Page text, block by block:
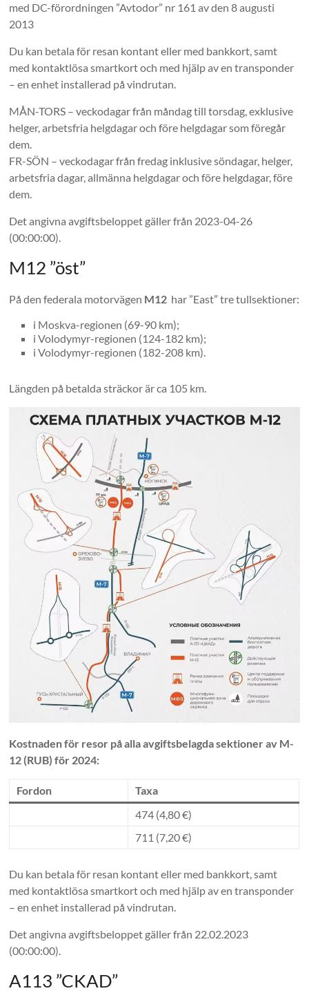
med DC-förordningen ”Avtodor” nr 161 av den 8 augusti
2013
Du kan betala för resan kontant eller med bankkort, samt
med kontaktlösa smartkort och med hjälp av en transponder
– en enhet installerad på vindrutan.
MÅN-TORS – veckodagar från måndag till torsdag, exklusive
helger, arbetsfria helgdagar och före helgdagar som föregår
dem.
FR-SÖN – veckodagar från fredag ​​inklusive söndagar, helger,
arbetsfria dagar, allmänna helgdagar och före helgdagar, före
dem.
Det angivna avgiftsbeloppet gäller från 2023-04-26
(00:00:00).
M12 ”öst”
På den federala motorvägen M12 har ”East” tre tullsektioner:
i Moskva-regionen (69-90 km);
i Volodymyr-regionen (124-182 km);
i Volodymyr-regionen (182-208 km).
Längden på betalda sträckor är ca 105 km.
Kostnaden för resor på alla avgiftsbelagda sektioner av M-
12 (RUB) för 2024:
Fordon
Taxa
474 (4,80 €)
711 (7,20 €)
Du kan betala för resan kontant eller med bankkort, samt
med kontaktlösa smartkort och med hjälp av en transponder
– en enhet installerad på vindrutan.
Det angivna avgiftsbeloppet gäller från 22.02.2023
(00:00:00).
A113 ”CKAD”